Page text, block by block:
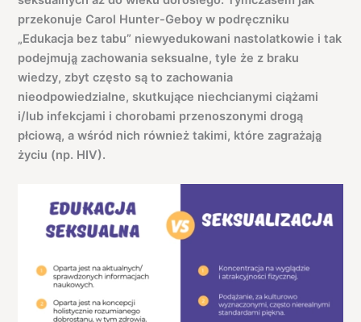
przekonuje Carol Hunter-Geboy w podręczniku
„Edukacja bez tabu” niewyedukowani nastolatkowie i tak
podejmują̨ zachowania seksualne, tyle że z braku
wiedzy, zbyt często są to zachowania
nieodpowiedzialne, skutkujące niechcianymi ciążami
i/lub infekcjami i chorobami przenoszonymi drogą
płciową, a wśród nich również takimi, które zagrażają̨
życiu (np. HIV).